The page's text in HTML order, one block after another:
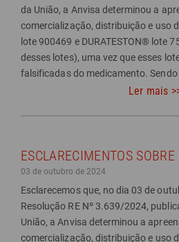
da União, a Anvisa determinou a
comercialização, distribuição e uso
lote 900469 e DURATESTON® lote
desses lotes), uma vez que esses
falsificadas do medicamento. Sendo
Ler mais
ESCLARECIMENTOS
03 de outubro de 2024
Esclarecemos que, no dia 03 de
Resolução RE Nº 3.639/2024,
União, a Anvisa determinou a
comercialização, distribuição e uso